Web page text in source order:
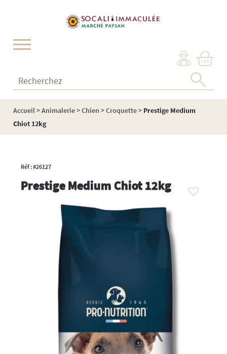
Recherchez :
Accueil>Animalerie>Chien >Croquette> Prestige Medium
Chiot 12kg
Réf : #26127
Prestige Medium Chiot 12kg